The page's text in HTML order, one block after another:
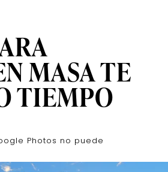
MASA TE
TIEMPO
Photos no puede